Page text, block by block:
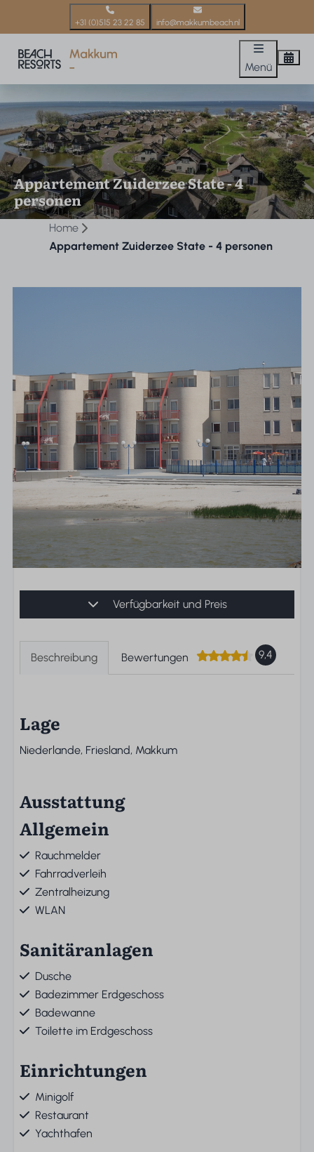
+31 (0)515 23 22 85 info@makkumbeach.nl
Menü
Appartement Zuiderzee State - 4
personen
Home
Appartement Zuiderzee State - 4 personen
Verfügbarkeit und Preis
Beschreibung Bewertungen 9,4
Lage
Niederlande, Friesland, Makkum
Ausstattung
Allgemein
Rauchmelder
Fahrradverleih
Zentralheizung
WLAN
Sanitäranlagen
Dusche
Badezimmer Erdgeschoss
Badewanne
Toilette im Erdgeschoss
Einrichtungen
Minigolf
Restaurant
Yachthafen